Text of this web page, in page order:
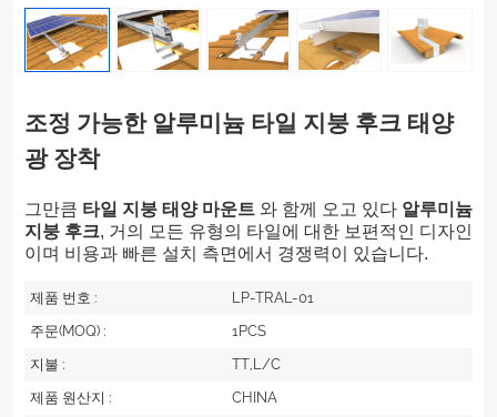
조정 가능한 알루미늄 타일 지붕 후크 태양
광 장착
그만큼 타일 지붕 태양 마운트 와 함께 오고 있다 알루미늄
지붕 후크, 거의 모든 유형의 타일에 대한 보편적인 디자인
이며 비용과 빠른 설치 측면에서 경쟁력이 있습니다.
제품 번호 :
LP-TRAL-01
주문(MOQ) :
1PCS
지불 :
TT,L/C
제품 원산지 :
CHINA